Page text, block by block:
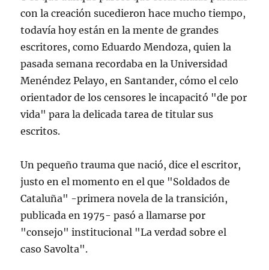
con la creación sucedieron hace mucho tiempo,
todavía hoy están en la mente de grandes
escritores, como Eduardo Mendoza, quien la
pasada semana recordaba en la Universidad
Menéndez Pelayo, en Santander, cómo el celo
orientador de los censores le incapacitó "de por
vida" para la delicada tarea de titular sus
escritos.
Un pequeño trauma que nació, dice el escritor,
justo en el momento en el que "Soldados de
Cataluña" -primera novela de la transición,
publicada en 1975- pasó a llamarse por
"consejo" institucional "La verdad sobre el
caso Savolta".